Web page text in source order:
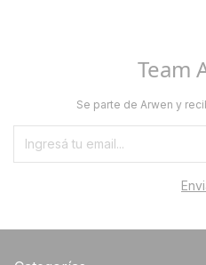
Team
Se parte de Arwen y